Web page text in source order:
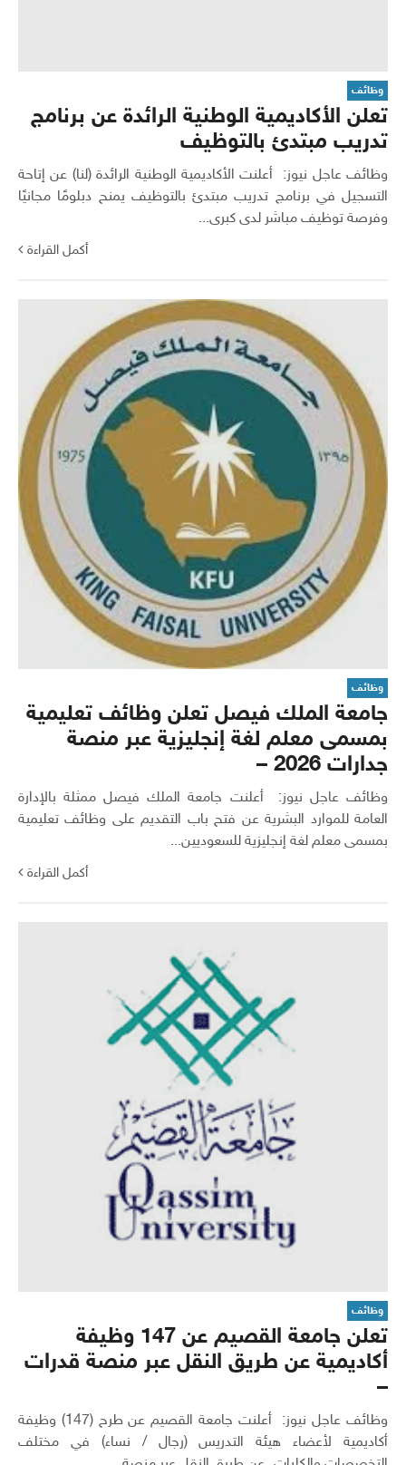
وظائف
تعلن الأكاديمية الوطنية الرائدة عن برنامج
تدريب مبتدئ بالتوظيف
وظائف عاجل نيوز: أعلنت الأكاديمية الوطنية الرائدة (لنا) عن إتاحة
التسجيل في برنامج تدريب مبتدئ بالتوظيف يمنح دبلومًا مجانيًا
وفرصة توظيف مباشر لدى كبرى...
أكمل القراءة
وظائف
جامعة الملك فيصل تعلن وظائف تعليمية
بمسمى معلم لغة إنجليزية عبر منصة
جدارات 2026 –
وظائف عاجل نيوز: أعلنت جامعة الملك فيصل ممثلة بالإدارة
العامة للموارد البشرية عن فتح باب التقديم على وظائف تعليمية
بمسمى معلم لغة إنجليزية للسعوديين...
أكمل القراءة
وظائف
تعلن جامعة القصيم عن 147 وظيفة
أكاديمية عن طريق النقل عبر منصة قدرات
–
وظائف عاجل نيوز: أعلنت جامعة القصيم عن طرح (147) وظيفة
أكاديمية لأعضاء هيئة التدريس (رجال / نساء) في مختلف